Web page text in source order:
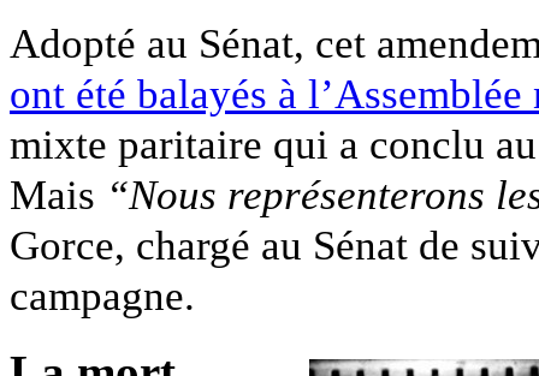
Adopté au Sénat, cet
ont été balayés à
mixte paritaire qui a conclu
Mais “Nous représenterons
Gorce, chargé au Sénat de
campagne.